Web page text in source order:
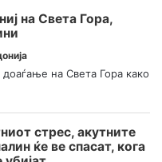
на Света Гора,
на Света Гора како
стрес, акутните
ќе ве спасат, кога